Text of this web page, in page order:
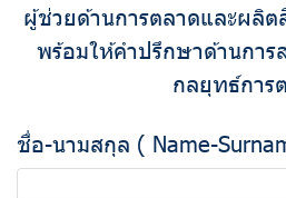
ผู้ช่วยด้านการตลาดและผลิต
พร้อมให้คำปรึกษาด้านการ
กลยุทธ์การ
ชื่อ-นามสกุล ( Name-